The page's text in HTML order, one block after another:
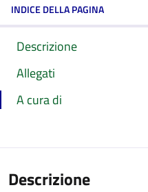
INDICE DELLA PAGINA
Descrizione
Allegati
A cura di
Descrizione